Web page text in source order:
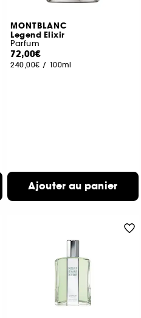
MONTBLANC
Legend Elixir
Parfum
72,00€
240,00€ / 100ml
Ajouter au panier